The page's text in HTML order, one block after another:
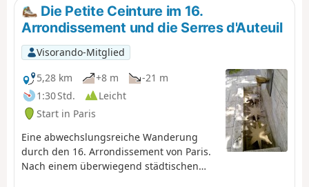
Die Petite Ceinture im 16.
Arrondissement und die Serres d'Auteuil
Visorando-Mitglied
5,28 km
+8 m
-21 m
1:30 Std.
Leicht
Start in Paris
Eine abwechslungsreiche Wanderung
durch den 16. Arrondissement von Paris.
Nach einem überwiegend städtischen